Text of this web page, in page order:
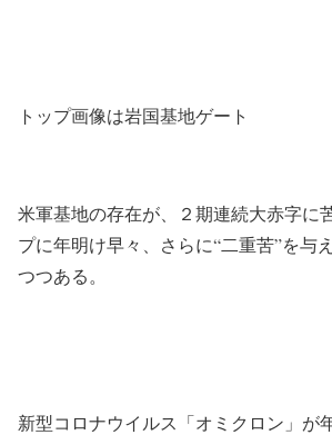
トップ画像は岩国基地ゲート
米軍基地の存在が、２期連続大赤字に
プに年明け早々、さらに“二重苦”を与
つつある。
新型コロナウイルス「オミクロン」が